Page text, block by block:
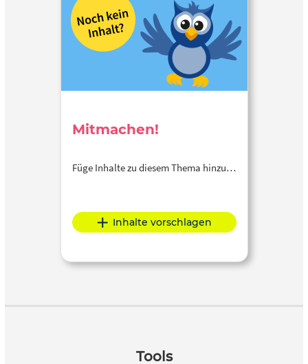
Mitmachen!
Füge Inhalte zu diesem Thema hinzu…
Inhalte vorschlagen
Tools